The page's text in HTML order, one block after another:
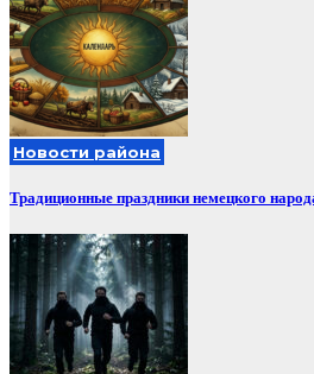
Новости района
Традиционные праздники немецкого